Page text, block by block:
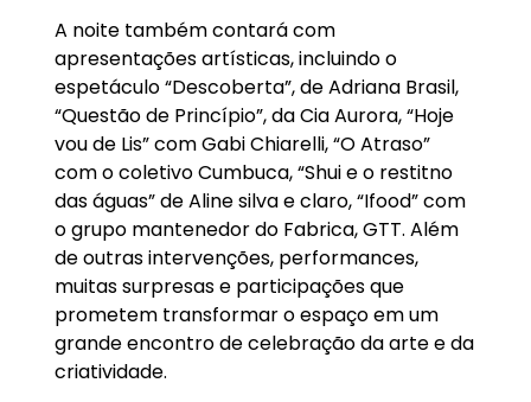
A noite também contará com
apresentações artísticas, incluindo o
espetáculo “Descoberta”, de Adriana Brasil,
“Questão de Princípio”, da Cia Aurora, “Hoje
vou de Lis” com Gabi Chiarelli, “O Atraso”
com o coletivo Cumbuca, “Shui e o restitno
das águas” de Aline silva e claro, “Ifood” com
o grupo mantenedor do Fabrica, GTT. Além
de outras intervenções, performances,
muitas surpresas e participações que
prometem transformar o espaço em um
grande encontro de celebração da arte e da
criatividade.